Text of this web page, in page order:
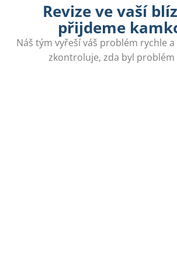
Revize ve vaší
přijdeme
Náš tým vyřeší váš problém rychle
zkontroluje, zda byl problém